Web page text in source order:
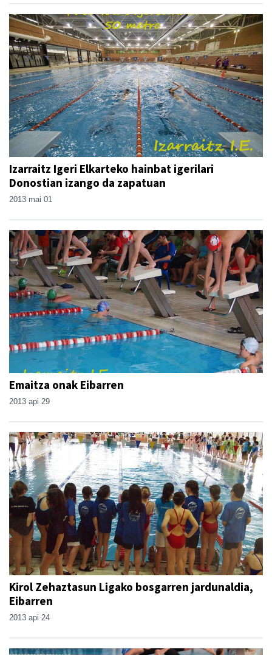
Izarraitz Igeri Elkarteko hainbat igerilari
Donostian izango da zapatuan
2013 mai 01
Emaitza onak Eibarren
2013 api 29
Kirol Zehaztasun Ligako bosgarren jardunaldia,
Eibarren
2013 api 24